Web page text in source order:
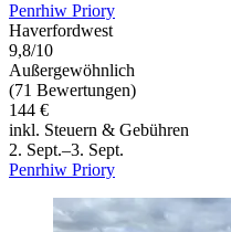
Penrhiw Priory
Haverfordwest
9,8/10
Außergewöhnlich
(71 Bewertungen)
144 €
inkl. Steuern & Gebühren
2. Sept.–3. Sept.
Penrhiw Priory